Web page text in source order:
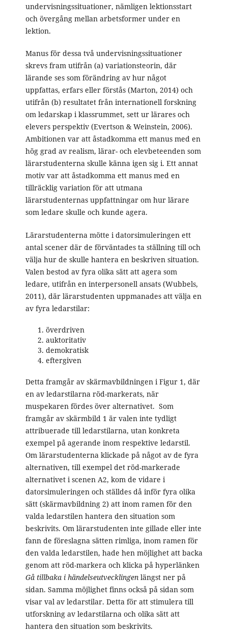
undervisningssituationer, nämligen lektionsstart
och övergång mellan arbetsformer under en
lektion.
Manus för dessa två undervisningssituationer
skrevs fram utifrån (a) variationsteorin, där
lärande ses som förändring av hur något
uppfattas, erfars eller förstås (Marton, 2014) och
utifrån (b) resultatet från internationell forskning
om ledarskap i klassrummet, sett ur lärares och
elevers perspektiv (Evertson & Weinstein, 2006).
Ambitionen var att åstadkomma ett manus med en
hög grad av realism, lärar- och elevbeteenden som
lärarstudenterna skulle känna igen sig i. Ett annat
motiv var att åstadkomma ett manus med en
tillräcklig variation för att utmana
lärarstudenternas uppfattningar om hur lärare
som ledare skulle och kunde agera.
Lärarstudenterna mötte i datorsimuleringen ett
antal scener där de förväntades ta ställning till och
välja hur de skulle hantera en beskriven situation.
Valen bestod av fyra olika sätt att agera som
ledare, utifrån en interpersonell ansats (Wubbels,
2011), där lärarstudenten uppmanades att välja en
av fyra ledarstilar:
överdriven
auktoritativ
demokratisk
eftergiven
Detta framgår av skärmavbildningen i Figur 1, där
en av ledarstilarna röd-markerats, när
muspekaren fördes över alternativet. Som
framgår av skärmbild 1 är valen inte tydligt
attribuerade till ledarstilarna, utan konkreta
exempel på agerande inom respektive ledarstil.
Om lärarstudenterna klickade på något av de fyra
alternativen, till exempel det röd-markerade
alternativet i scenen A2, kom de vidare i
datorsimuleringen och ställdes då inför fyra olika
sätt (skärmavbildning 2) att inom ramen för den
valda ledarstilen hantera den situation som
beskrivits. Om lärarstudenten inte gillade eller inte
fann de föreslagna sätten rimliga, inom ramen för
den valda ledarstilen, hade hen möjlighet att backa
genom att röd-markera och klicka på hyperlänken
Gå tillbaka i händelseutvecklingenlängst ner på
sidan. Samma möjlighet finns också på sidan som
visar val av ledarstilar. Detta för att stimulera till
utforskning av ledarstilarna och olika sätt att
hantera den situation som beskrivits.